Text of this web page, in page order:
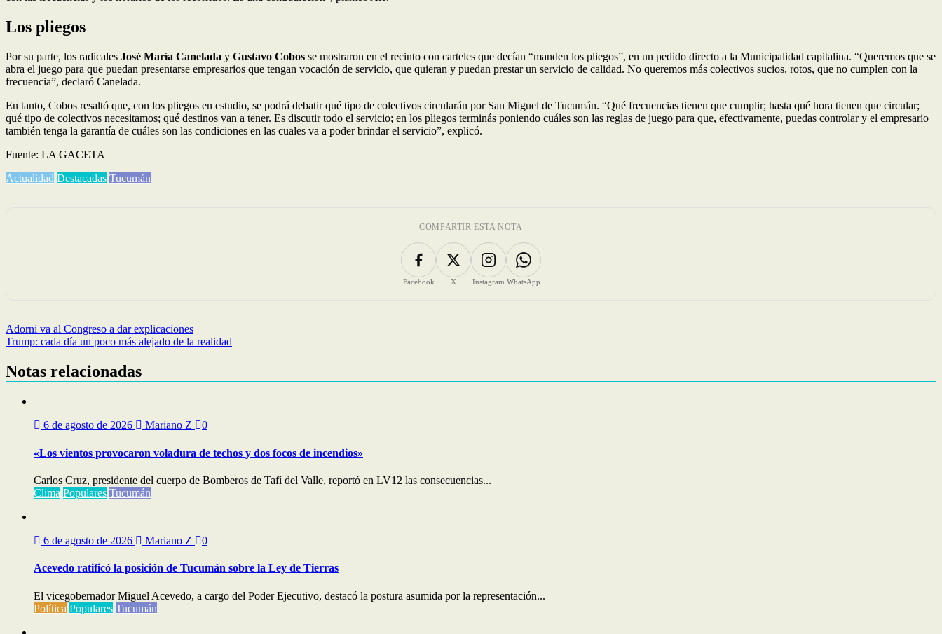
Los pliegos
Por su parte, los radicales José María Canelada y Gustavo Cobos se mostraron en el recinto con carteles que decían “manden los pliegos”, en un pedido directo a la Municipalidad capitalina. “Queremos que se
abra el juego para que puedan presentarse empresarios que tengan vocación de servicio, que quieran y puedan prestar un servicio de calidad. No queremos más colectivos sucios, rotos, que no cumplen con la
frecuencia”, declaró Canelada.
En tanto, Cobos resaltó que, con los pliegos en estudio, se podrá debatir qué tipo de colectivos circularán por San Miguel de Tucumán. “Qué frecuencias tienen que cumplir; hasta qué hora tienen que circular;
qué tipo de colectivos necesitamos; qué destinos van a tener. Es discutir todo el servicio; en los pliegos terminás poniendo cuáles son las reglas de juego para que, efectivamente, puedas controlar y el empresario
también tenga la garantía de cuáles son las condiciones en las cuales va a poder brindar el servicio”, explicó.
Fuente: LA GACETA
Actualidad Destacadas Tucumán
COMPARTIR ESTA NOTA
Facebook X Instagram WhatsApp
Navegación
de
entradas
Adorni va al Congreso a dar explicaciones
Trump: cada día un poco más alejado de la realidad
Notas relacionadas
6 de agosto de 2026 Mariano Z 0
«Los vientos provocaron voladura de techos y dos focos de incendios»
Carlos Cruz, presidente del cuerpo de Bomberos de Tafí del Valle, reportó en LV12 las consecuencias...
Clima Populares Tucumán
6 de agosto de 2026 Mariano Z 0
Acevedo ratificó la posición de Tucumán sobre la Ley de Tierras
El vicegobernador Miguel Acevedo, a cargo del Poder Ejecutivo, destacó la postura asumida por la representación...
Política Populares Tucumán